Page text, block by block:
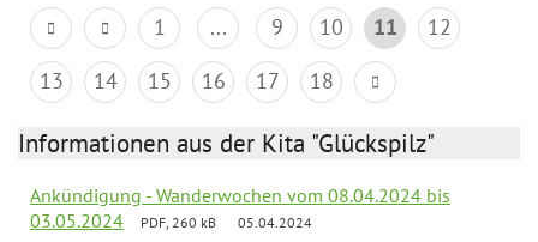
1 ... 9 10 11
12
13
14 15 16 17 18
Informationen aus der Kita "Glückspilz"
Ankündigung - Wanderwochen vom 08.04.2024 bis
03.05.2024
PDF, 260 kB 05.04.2024